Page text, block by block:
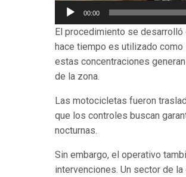
00:00
El procedimiento se desarrolló
hace tiempo es utilizado
estas concentraciones
de la zona.
Las motocicletas fueron
que los controles buscan
nocturnas.
Sin embargo, el operativo
intervenciones. Un sector de